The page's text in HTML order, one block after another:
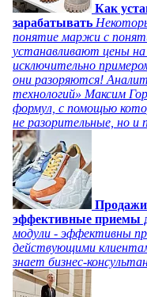
Как
зарабатывать
понятие маржи с
устанавливают цены на
исключительно
они разоряются!
технологий» Максим
формул, с помощью
не разорительные, но и
Продажи
эффективные приемы
модули - эффективны
действующими
знает бизнес-